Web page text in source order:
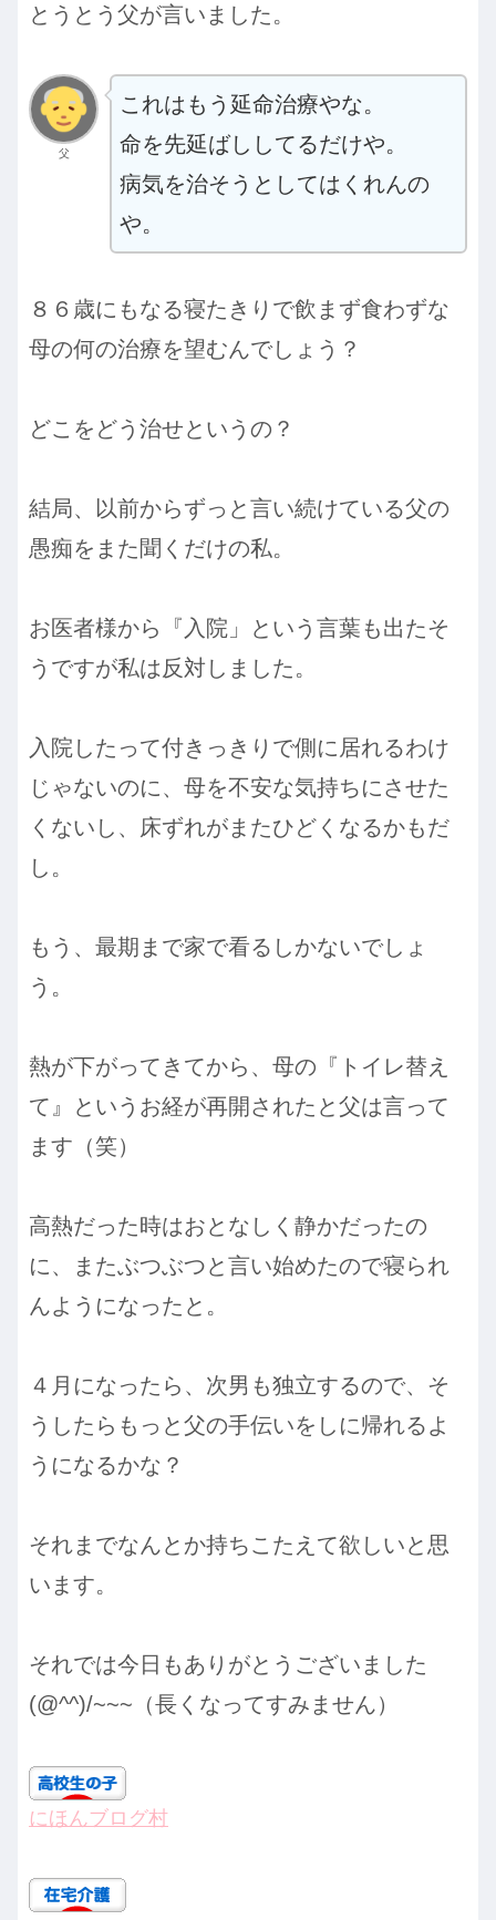
とうとう父が言いました。
父
これはもう延命治療やな。
命を先延ばししてるだけや。
病気を治そうとしてはくれんの
や。
８６歳にもなる寝たきりで飲まず食わずな
母の何の治療を望むんでしょう？
どこをどう治せというの？
結局、以前からずっと言い続けている父の
愚痴をまた聞くだけの私。
お医者様から『入院」という言葉も出たそ
うですが私は反対しました。
入院したって付きっきりで側に居れるわけ
じゃないのに、母を不安な気持ちにさせた
くないし、床ずれがまたひどくなるかもだ
し。
もう、最期まで家で看るしかないでしょ
う。
熱が下がってきてから、母の『トイレ替え
て』というお経が再開されたと父は言って
ます（笑）
高熱だった時はおとなしく静かだったの
に、またぶつぶつと言い始めたので寝られ
んようになったと。
４月になったら、次男も独立するので、そ
うしたらもっと父の手伝いをしに帰れるよ
うになるかな？
それまでなんとか持ちこたえて欲しいと思
います。
それでは今日もありがとうございました
(@^^)/~~~（長くなってすみません）
にほんブログ村